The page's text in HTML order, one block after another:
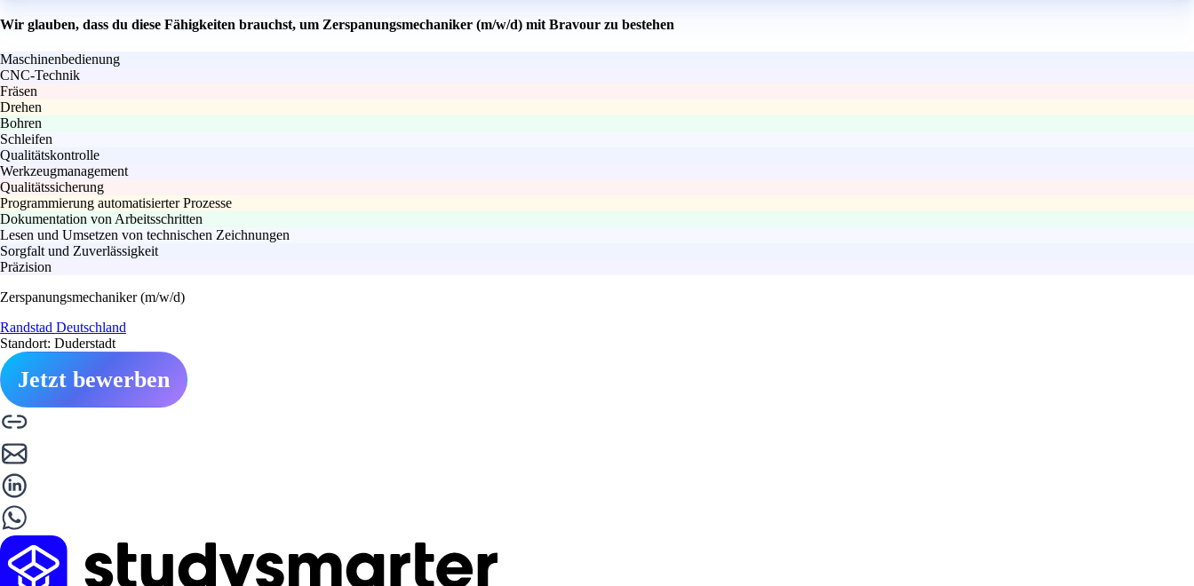
Wir glauben, dass du diese Fähigkeiten brauchst, um Zerspanungsmechaniker (m/w/d) mit Bravour zu bestehen
Maschinenbedienung
CNC-Technik
Fräsen
Drehen
Bohren
Schleifen
Qualitätskontrolle
Werkzeugmanagement
Qualitätssicherung
Programmierung automatisierter Prozesse
Dokumentation von Arbeitsschritten
Lesen und Umsetzen von technischen Zeichnungen
Sorgfalt und Zuverlässigkeit
Präzision
Zerspanungsmechaniker (m/w/d)
Randstad Deutschland
Standort: Duderstadt
Jetzt bewerben